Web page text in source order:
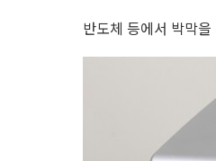
반도체 등에서 박막